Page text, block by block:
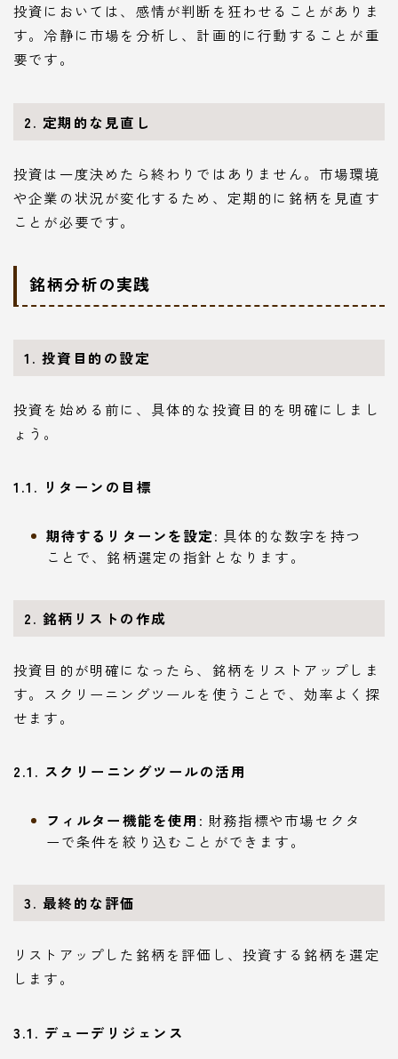
投資においては、感情が判断を狂わせることがありま
す。冷静に市場を分析し、計画的に行動することが重
要です。
2. 定期的な見直し
投資は一度決めたら終わりではありません。市場環境
や企業の状況が変化するため、定期的に銘柄を見直す
ことが必要です。
銘柄分析の実践
1. 投資目的の設定
投資を始める前に、具体的な投資目的を明確にしまし
ょう。
1.1. リターンの目標
期待するリターンを設定: 具体的な数字を持つ
ことで、銘柄選定の指針となります。
2. 銘柄リストの作成
投資目的が明確になったら、銘柄をリストアップしま
す。スクリーニングツールを使うことで、効率よく探
せます。
2.1. スクリーニングツールの活用
フィルター機能を使用 : 財務指標や市場セクタ
ーで条件を絞り込むことができます。
3. 最終的な評価
リストアップした銘柄を評価し、投資する銘柄を選定
します。
3.1. デューデリジェンス